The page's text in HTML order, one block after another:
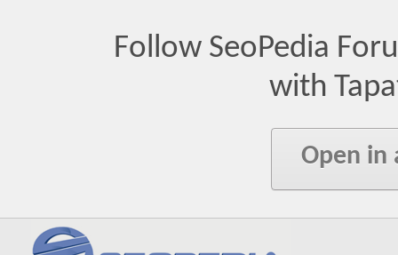
Follow SeoPedia
with
Open in